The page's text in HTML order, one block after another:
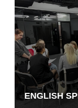
ENGLISH